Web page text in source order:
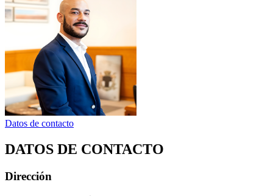
Datos de contacto
DATOS DE CONTACTO
Dirección